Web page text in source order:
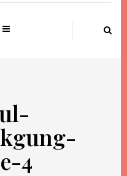
4